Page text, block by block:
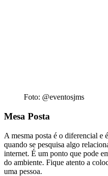
Foto: @eventosjms
Mesa Posta
A mesma posta é o diferencial e
quando se pesquisa algo
internet. É um ponto que pode
do ambiente. Fique atento a
uma pessoa.